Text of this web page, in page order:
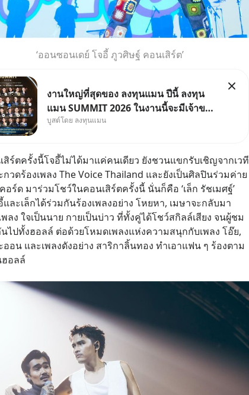
‘ออนซอนเดย์ โจอี้ ภูวศิษฐ์ คอนเสิร์ต’
งานใหญ่ที่สุดของ ลงทุนแมน ปีนี้ ลงทุน
แมน SUMMIT 2026 ในงานนี้จะมีเจ้าของ
ธุรกิจ Dr.PONG, หมึกกรุบ, Srichand,
MizuMi, KARMART, อิชิตัน มาแชร์
ความรู้การสร้างธุรกิจ
บูสต์โดย ลงทุนแมน
สิร์ตครั้งนี้โจอี้ไม่ได้มาแค่คนเดียว ยังชวนแขกรับเชิญจากเวที
กวดร้องเพลง The Voice Thailand และยังเป็นศิลปินร่วมค่าย
อร์ด มาร่วมโชว์ในคอนเสิร์ตครั้งนี้ นั่นก็คือ ‘เล็ก รัชเมศฐ์’
และเล็กได้ร่วมกันร้องเพลงอย่าง โหยหา, เมษาจะกลับมา
พลง ใจเป็นนาย กายเป็นบ่าว ที่ทั้งคู่ได้โชว์สกิลล์เสียง จนผู้ชม
ไปทั้งฮอลล์ ต่อด้วยโหมดเพลงแห่งความสนุกกับเพลง โอ๊ย,
ออน และเพลงดังอย่าง สาริกาลิ้นทอง ทำเอาแฟน ๆ ร้องตาม
อลล์